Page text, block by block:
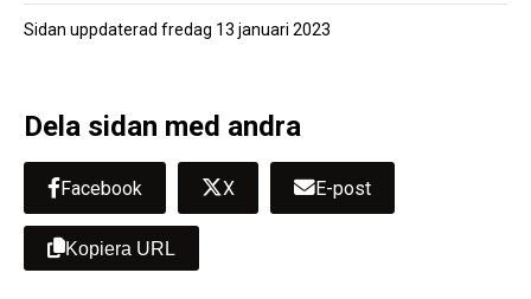
Sidan uppdaterad fredag 13 januari 2023
Dela sidan med andra
Facebook X E-post
Kopiera URL